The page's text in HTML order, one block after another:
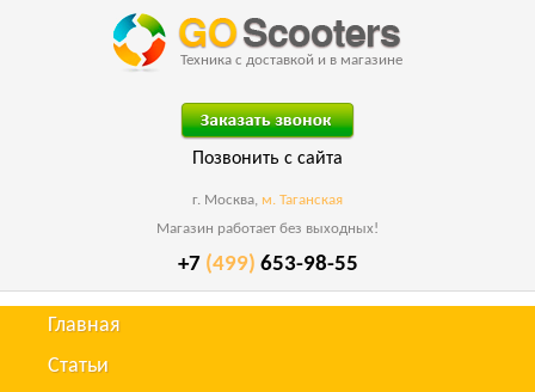
Техника с доставкой и в магазине
Позвонить с сайта
г. Москва, м. Таганская
Магазин работает без выходных!
+7 (499) 653-98-55
Главная
Статьи